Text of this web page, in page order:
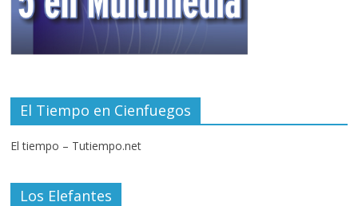
El Tiempo en Cienfuegos
El tiempo – Tutiempo.net
Los Elefantes